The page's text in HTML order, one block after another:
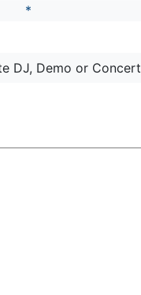
*
DJ, Demo or Concert